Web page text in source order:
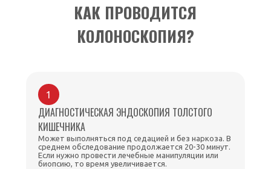
КАК ПРОВОДИТСЯ
КОЛОНОСКОПИЯ?
1
ДИАГНОСТИЧЕСКАЯ ЭНДОСКОПИЯ ТОЛСТОГО
КИШЕЧНИКА
Может выполняться под седацией и без наркоза. В
среднем обследование продолжается 20-30 минут.
Если нужно провести лечебные манипуляции или
биопсию, то время увеличивается.